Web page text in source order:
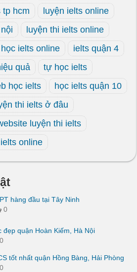
tp hcm
luyện ielts online
luyện thi ielts online
học ielts online
ielts quận 4
quả
tự học ielts
học ielts
học ielts quận 10
thi ielts ở đâu
luyện thi ielts
online
hàng đầu tại Tây Ninh
0
đẹp quận Hoàn Kiếm, Hà Nội
0
tốt nhất quận Hồng Bàng, Hải Phòng
0